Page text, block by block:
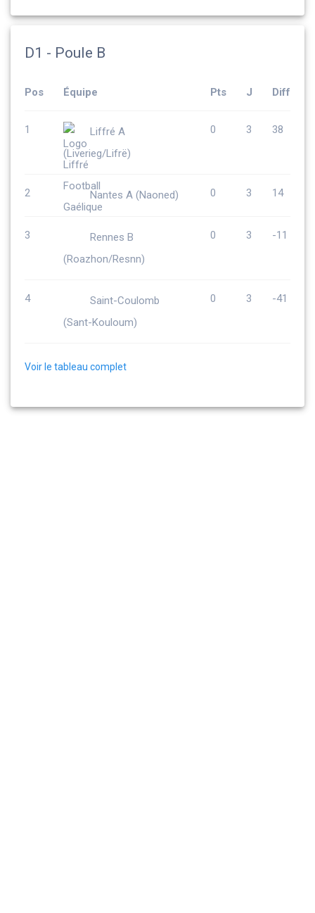
D1 - Poule B
Pos Équipe Pts J Diff
1
Liffré A
(Liverieg/Lifrë)
0 3 38
2 Nantes A (Naoned) 0 3 14
3
Rennes B
(Roazhon/Resnn)
0 3 -11
4
Saint-Coulomb
(Sant-Kouloum)
0 3 -41
Voir le tableau complet